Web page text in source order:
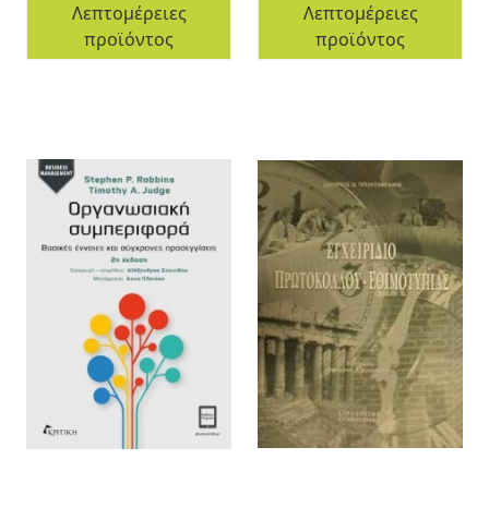
Λεπτομέρειες
προϊόντος
Λεπτομέρειες
προϊόντος